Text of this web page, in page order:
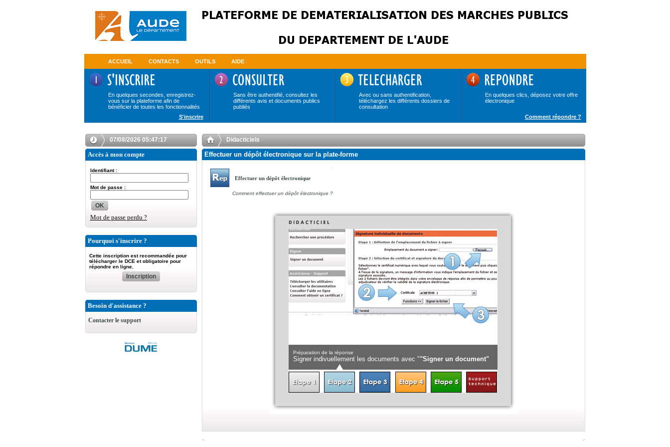
ACCUEIL CONTACTS OUTILS AIDE
En quelques secondes, enregistrez-
vous sur la plateforme afin de
bénéficier de toutes les fonctionnalités
Sans être authentifié, consultez les
différents avis et documents publics
publiés
Avec ou sans authentification,
téléchargez les différents dossiers de
consultation
En quelques clics, déposez votre offre
électronique
S'inscrire Comment répondre ?
07/08/2026 05:47:17
Accès à mon compte
Identifiant :
Mot de passe :
OK
Mot de passe perdu ?
Pourquoi s'inscrire ?
Cette inscription est recommandée pour
télécharger le DCE et obligatoire pour
répondre en ligne.
Inscription
Besoin d'assistance ?
Contacter le support
Didacticiels
Effectuer un dépôt électronique sur la plate-forme
Effectuer un dépôt électronique
Comment effectuer un dépôt électronique ?
Préparation de la réponse
Signer indivuellement les documents avec ""Signer un document" Cliquer sur "